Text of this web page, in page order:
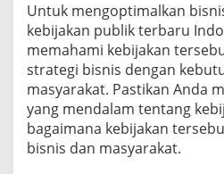
Untuk mengoptimalkan
kebijakan publik terbaru
memahami kebijakan
strategi bisnis dengan
masyarakat. Pastikan Anda
yang mendalam tentang
bagaimana kebijakan
bisnis dan masyarakat.